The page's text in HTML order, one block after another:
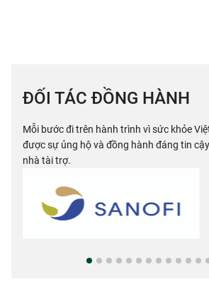
ĐỐI TÁC ĐỒNG HÀNH
Mỗi bước đi trên hành trình vì sức khỏe
được sự ủng hộ và đồng hành đáng tin
nhà tài trợ.